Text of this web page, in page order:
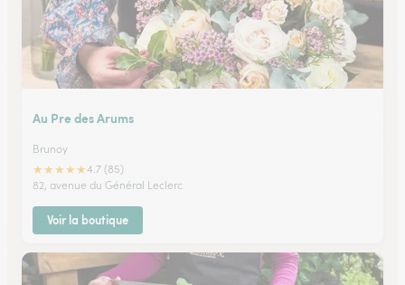
Au Pre des Arums
Brunoy
★★★★★4.7 (85)
82, avenue du Général Leclerc
Voir la boutique